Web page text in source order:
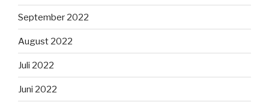
September 2022
August 2022
Juli 2022
Juni 2022